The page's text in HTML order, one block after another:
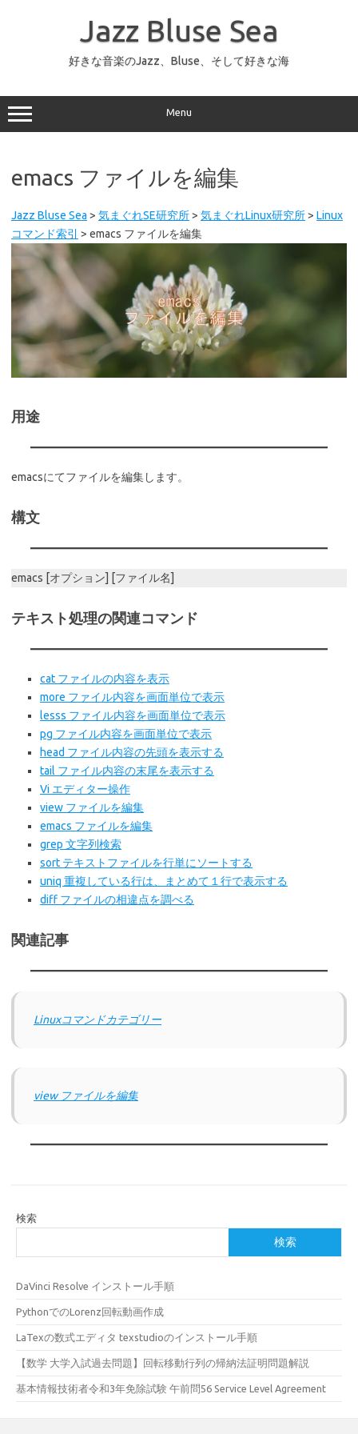
ッ
プ
Jazz Bluse Sea
好きな音楽のJazz、Bluse、そして好きな海
Menu
emacs ファイルを編集
Jazz Bluse Sea > 気まぐれSE研究所> 気まぐれLinux研究所> Linux
コマンド索引
> emacs ファイルを編集
用途
emacsにてファイルを編集します。
構文
emacs [オプション] [ファイル名]
テキスト処理の関連コマンド
cat ファイルの内容を表示
more ファイル内容を画面単位で表示
lesss ファイル内容を画面単位で表示
pg ファイル内容を画面単位で表示
head ファイル内容の先頭を表示する
tail ファイル内容の末尾を表示する
Vi エディター操作
view ファイルを編集
emacs ファイルを編集
grep 文字列検索
sort テキストファイルを行単にソートする
uniq 重複している行は、まとめて１行で表示する
diff ファイルの相違点を調べる
関連記事
Linuxコマンドカテゴリー
view ファイルを編集
検索
検索
DaVinci Resolve インストール手順
PythonでのLorenz回転動画作成
LaTexの数式エディタ texstudioのインストール手順
【数学 大学入試過去問題】回転移動行列の帰納法証明問題解説
基本情報技術者令和3年免除試験 午前問56 Service Level Agreement